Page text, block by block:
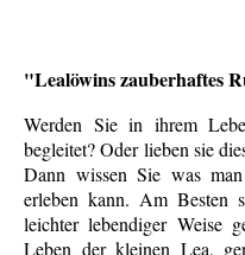
"Lealöwins zauberhaftes
Werden Sie in ihrem
begleitet? Oder lieben sie
Dann wissen Sie was
erleben kann. Am Besten
leichter lebendiger Weise
Leben der kleinen Lea,